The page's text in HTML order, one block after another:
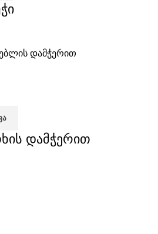
დამჭერით